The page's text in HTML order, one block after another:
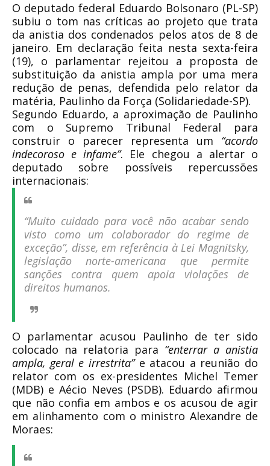
O deputado federal Eduardo Bolsonaro (PL-SP)
subiu o tom nas críticas ao projeto que trata
da anistia dos condenados pelos atos de 8 de
janeiro. Em declaração feita nesta sexta-feira
(19), o parlamentar rejeitou a proposta de
substituição da anistia ampla por uma mera
redução de penas, defendida pelo relator da
matéria, Paulinho da Força (Solidariedade-SP).
Segundo Eduardo, a aproximação de Paulinho
com o Supremo Tribunal Federal para
construir o parecer representa um “acordo
indecoroso e infame”. Ele chegou a alertar o
deputado sobre possíveis repercussões
internacionais:
“Muito cuidado para você não acabar sendo
visto como um colaborador do regime de
exceção”, disse, em referência à Lei Magnitsky,
legislação norte-americana que permite
sanções contra quem apoia violações de
direitos humanos.
O parlamentar acusou Paulinho de ter sido
colocado na relatoria para “enterrar a anistia
ampla, geral e irrestrita”e atacou a reunião do
relator com os ex-presidentes Michel Temer
(MDB) e Aécio Neves (PSDB). Eduardo afirmou
que não confia em ambos e os acusou de agir
em alinhamento com o ministro Alexandre de
Moraes: